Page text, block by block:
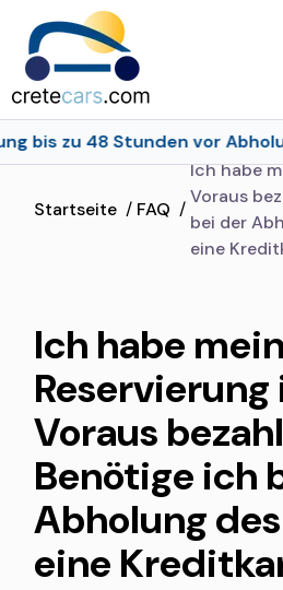
bis zu 48 Stunden vor
Startseite / FAQ /
Ich habe
Voraus
bei der
eine
Ich habe
Reservierung
Voraus
Benötige ich
Abholung
eine